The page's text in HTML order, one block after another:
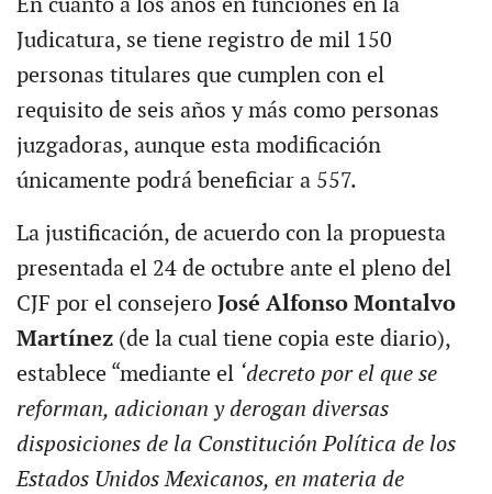
En cuanto a los años en funciones en la
Judicatura, se tiene registro de mil 150
personas titulares que cumplen con el
requisito de seis años y más como personas
juzgadoras, aunque esta modificación
únicamente podrá beneficiar a 557.
La justificación, de acuerdo con la propuesta
presentada el 24 de octubre ante el pleno del
CJF por el consejero José Alfonso Montalvo
Martínez(de la cual tiene copia este diario),
establece “mediante el ‘decreto por el que se
reforman, adicionan y derogan diversas
disposiciones de la Constitución Política de los
Estados Unidos Mexicanos, en materia de